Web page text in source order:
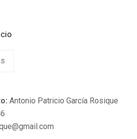
Antonio Patricio García Rosique